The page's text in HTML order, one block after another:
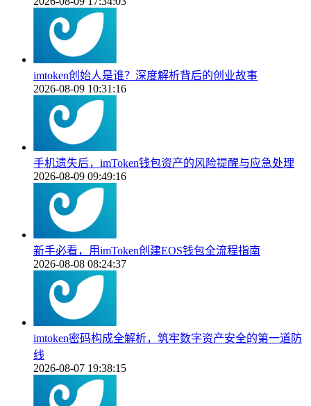
imtoken创始人是谁？深度解析背后的创业故事
2026-08-09 10:31:16
手机遗失后，imToken钱包资产的风险提醒与应急处理
2026-08-09 09:49:16
新手必看，用imToken创建EOS钱包全流程指南
2026-08-08 08:24:37
imtoken密码构成全解析，筑牢数字资产安全的第一道防
线
2026-08-07 19:38:15